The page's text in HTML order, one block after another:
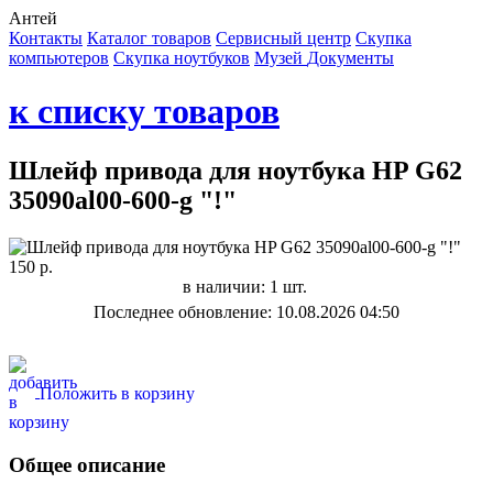
Антей
Контакты Каталог товаров Сервисный центр Cкупка
компьютеров Cкупка ноутбуков Музей Документы
к списку товаров
Шлейф привода для ноутбука HP G62
35090al00-600-g "!"
150 р.
в наличии: 1 шт.
Последнее обновление: 10.08.2026 04:50
Положить в корзину
Общее описание